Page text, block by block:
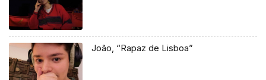
João, “Rapaz de Lisboa”